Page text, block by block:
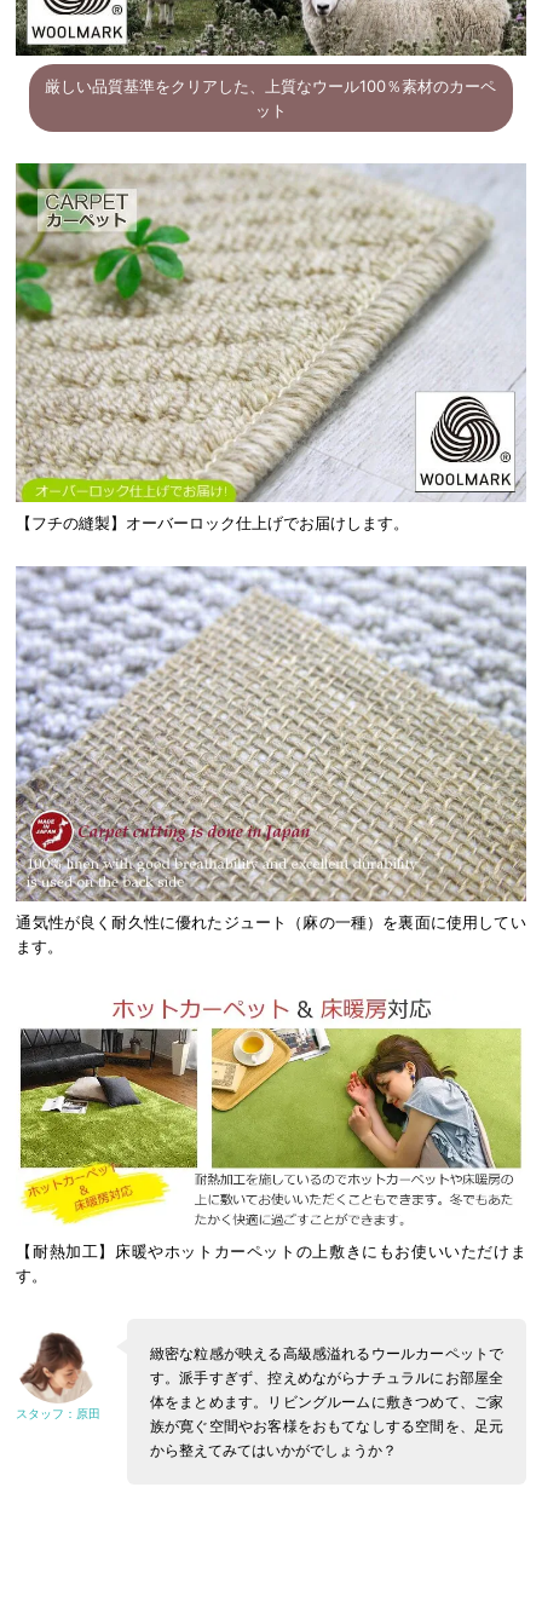
厳しい品質基準をクリアした、上質なウール100％素材のカーペ
ット
【フチの縫製】オーバーロック仕上げでお届けします。
通気性が良く耐久性に優れたジュート（麻の一種）を裏面に使用してい
ます。
【耐熱加工】床暖やホットカーペットの上敷きにもお使いいただけま
す。
緻密な粒感が映える高級感溢れるウールカーペットで
す。派手すぎず、控えめながらナチュラルにお部屋全
体をまとめます。リビングルームに敷きつめて、ご家
族が寛ぐ空間やお客様をおもてなしする空間を、足元
から整えてみてはいかがでしょうか？